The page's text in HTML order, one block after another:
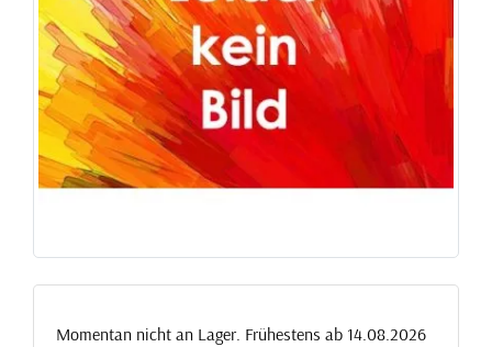
Momentan nicht an Lager. Frühestens ab 14.08.2026